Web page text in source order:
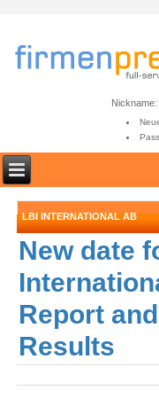
Nickname:
LBI INTERNATIONAL AB
New date
Report
Results